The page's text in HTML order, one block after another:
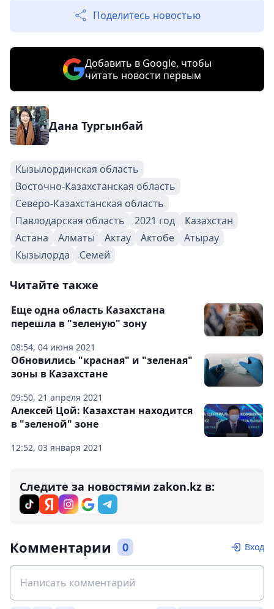
Поделитесь новостью
Добавить в Google, чтобы
читать новости первым
Дана Тургынбай
Кызылординская область
Восточно-Казахстанская область
Северо-Казахстанская область
Павлодарская область
2021 год
Казахстан
Астана
Алматы Актау Актобе
Атырау
Кызылорда
Семей
Читайте также
08:54, 04 июня 2021
Еще одна область Казахстана
перешла в "зеленую" зону
09:50, 21 апреля 2021
Обновились "красная" и "зеленая"
зоны в Казахстане
12:52, 03 января 2021
Алексей Цой: Казахстан находится
в "зеленой" зоне
Следите за новостями zakon.kz в:
Комментарии 0 Вход